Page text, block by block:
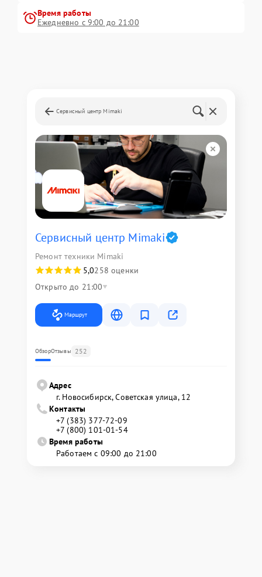
Время работы
Ежедневно с 9:00 до 21:00
Сервисный центр Mimaki
Сервисный центр Mimaki
Ремонт техники Mimaki
5,0258 оценки
Открыто до 21:00
Маршрут
ОбзорОтзывы 252
Адрес
г. Новосибирск, Советская улица, 12
Контакты
+7 (383) 377-72-09
+7 (800) 101-01-54
Время работы
Работаем с 09:00 до 21:00